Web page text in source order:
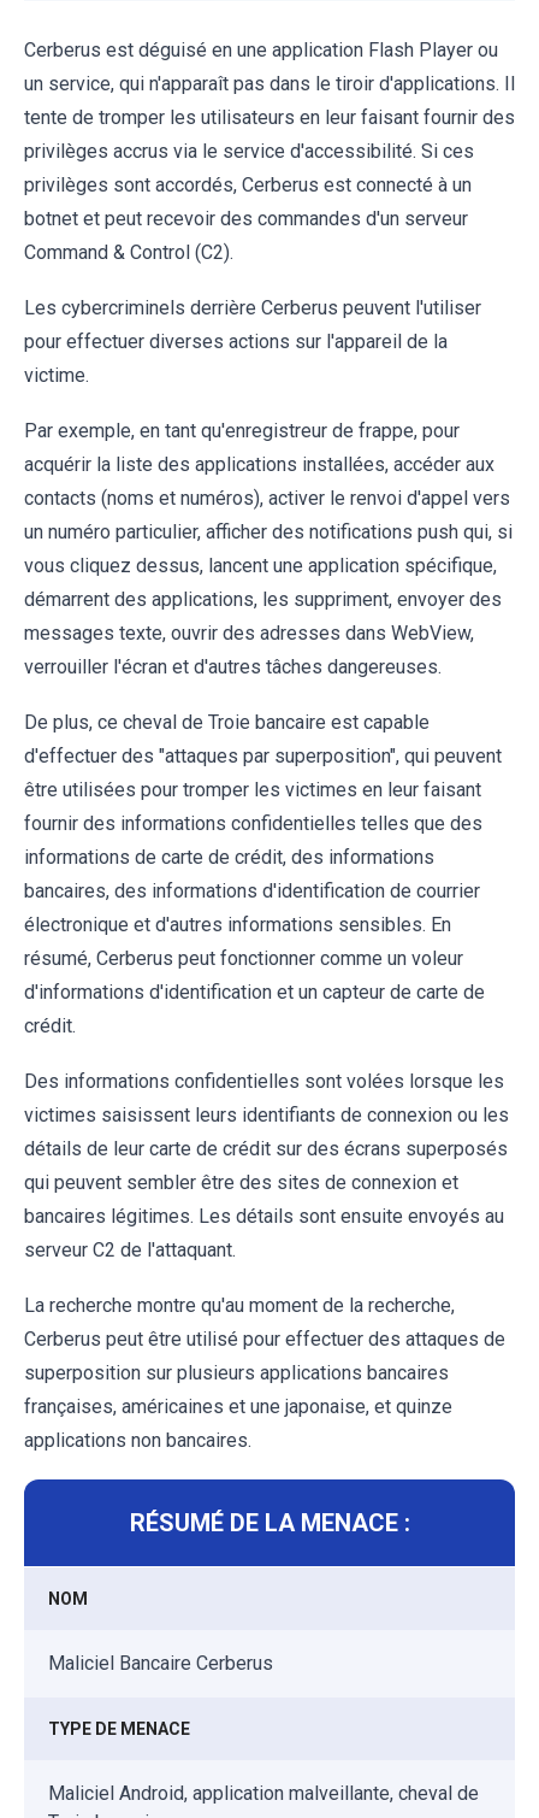
Cerberus est déguisé en une application Flash Player ou
un service, qui n'apparaît pas dans le tiroir d'applications. Il
tente de tromper les utilisateurs en leur faisant fournir des
privilèges accrus via le service d'accessibilité. Si ces
privilèges sont accordés, Cerberus est connecté à un
botnet et peut recevoir des commandes d'un serveur
Command & Control (C2).
Les cybercriminels derrière Cerberus peuvent l'utiliser
pour effectuer diverses actions sur l'appareil de la
victime.
Par exemple, en tant qu'enregistreur de frappe, pour
acquérir la liste des applications installées, accéder aux
contacts (noms et numéros), activer le renvoi d'appel vers
un numéro particulier, afficher des notifications push qui, si
vous cliquez dessus, lancent une application spécifique,
démarrent des applications, les suppriment, envoyer des
messages texte, ouvrir des adresses dans WebView,
verrouiller l'écran et d'autres tâches dangereuses.
De plus, ce cheval de Troie bancaire est capable
d'effectuer des "attaques par superposition", qui peuvent
être utilisées pour tromper les victimes en leur faisant
fournir des informations confidentielles telles que des
informations de carte de crédit, des informations
bancaires, des informations d'identification de courrier
électronique et d'autres informations sensibles. En
résumé, Cerberus peut fonctionner comme un voleur
d'informations d'identification et un capteur de carte de
crédit.
Des informations confidentielles sont volées lorsque les
victimes saisissent leurs identifiants de connexion ou les
détails de leur carte de crédit sur des écrans superposés
qui peuvent sembler être des sites de connexion et
bancaires légitimes. Les détails sont ensuite envoyés au
serveur C2 de l'attaquant.
La recherche montre qu'au moment de la recherche,
Cerberus peut être utilisé pour effectuer des attaques de
superposition sur plusieurs applications bancaires
françaises, américaines et une japonaise, et quinze
applications non bancaires.
RÉSUMÉ DE LA MENACE :
NOM
Maliciel Bancaire Cerberus
TYPE DE MENACE
Maliciel Android, application malveillante, cheval de